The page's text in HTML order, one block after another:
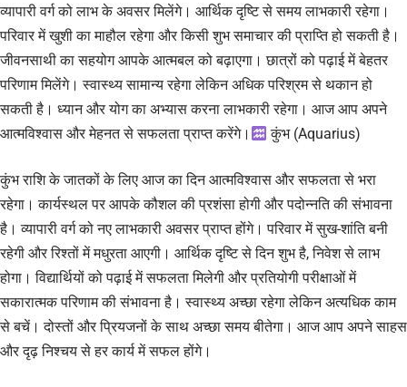
व्यापारी वर्ग को लाभ के अवसर मिलेंगे। आर्थिक दृष्टि से समय लाभकारी रहेगा।
परिवार में खुशी का माहौल रहेगा और किसी शुभ समाचार की प्राप्ति हो सकती है।
जीवनसाथी का सहयोग आपके आत्मबल को बढ़ाएगा। छात्रों को पढ़ाई में बेहतर
परिणाम मिलेंगे। स्वास्थ्य सामान्य रहेगा लेकिन अधिक परिश्रम से थकान हो
सकती है। ध्यान और योग का अभ्यास करना लाभकारी रहेगा। आज आप अपने
आत्मविश्वास और मेहनत से सफलता प्राप्त करेंगे।
कुंभ (Aquarius)
कुंभ राशि के जातकों के लिए आज का दिन आत्मविश्वास और सफलता से भरा
रहेगा। कार्यस्थल पर आपके कौशल की प्रशंसा होगी और पदोन्नति की संभावना
है। व्यापारी वर्ग को नए लाभकारी अवसर प्राप्त होंगे। परिवार में सुख-शांति बनी
रहेगी और रिश्तों में मधुरता आएगी। आर्थिक दृष्टि से दिन शुभ है, निवेश से लाभ
होगा। विद्यार्थियों को पढ़ाई में सफलता मिलेगी और प्रतियोगी परीक्षाओं में
सकारात्मक परिणाम की संभावना है। स्वास्थ्य अच्छा रहेगा लेकिन अत्यधिक काम
से बचें। दोस्तों और प्रियजनों के साथ अच्छा समय बीतेगा। आज आप अपने साहस
और दृढ़ निश्चय से हर कार्य में सफल होंगे।